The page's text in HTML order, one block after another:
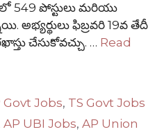
549 పోస్టులు మరియు
అభ్యర్థులు ఫిబ్రవరి 19వ తేదీ
చేసుకోవచ్చు. … Read
Govt Jobs, TS Govt Jobs
AP UBI Jobs,AP Union